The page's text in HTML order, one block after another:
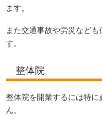
ます。
また交通事故や労災など
す。
整体院
整体院を開業するには特
ん。